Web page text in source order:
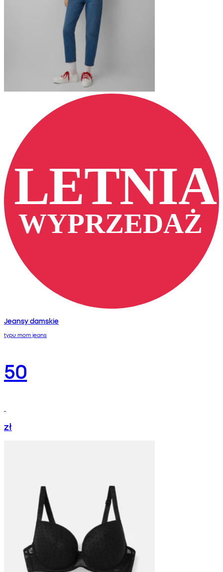
Jeansy damskie
typu mom jeans
50
zł